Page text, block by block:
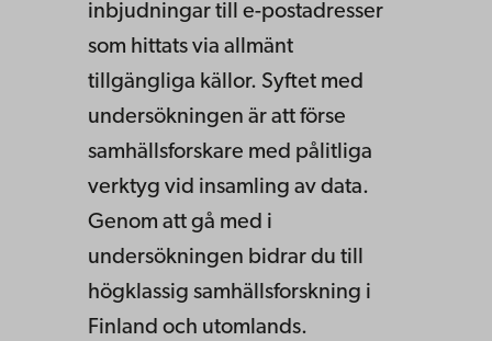
inbjudningar till e-postadresser
som hittats via allmänt
tillgängliga källor. Syftet med
undersökningen är att förse
samhällsforskare med pålitliga
verktyg vid insamling av data.
Genom att gå med i
undersökningen bidrar du till
högklassig samhällsforskning i
Finland och utomlands.